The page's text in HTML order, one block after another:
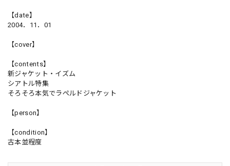
【date】
2004．11．01
【cover】
【contents】
新ジャケット・イズム
シアトル特集
そろそろ本気でラペルドジャケット
【person】
【condition】
古本並程度